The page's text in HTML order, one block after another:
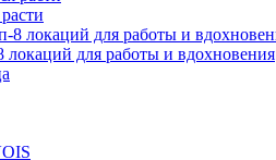
для работы и вдохновения